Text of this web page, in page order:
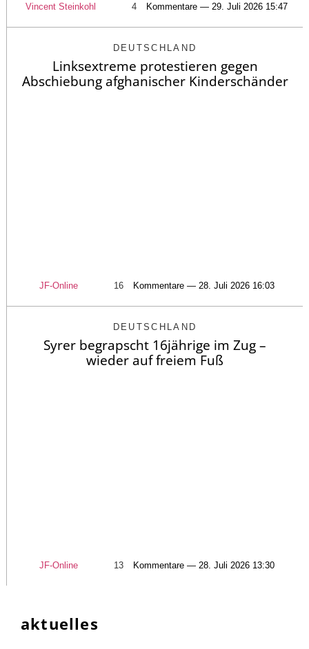
Vincent Steinkohl 4 Kommentare — 29. Juli 2026 15:47
DEUTSCHLAND
Linksextreme protestieren gegen
Abschiebung afghanischer Kinderschänder
JF-Online 16 Kommentare — 28. Juli 2026 16:03
DEUTSCHLAND
Syrer begrapscht 16jährige im Zug –
wieder auf freiem Fuß
JF-Online 13 Kommentare — 28. Juli 2026 13:30
aktuelles